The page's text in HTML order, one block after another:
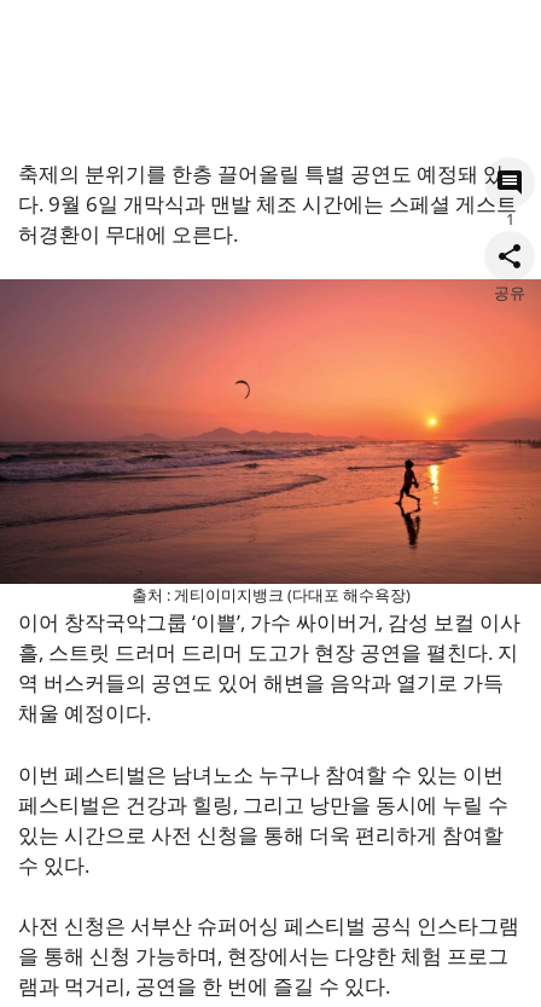
축제의 분위기를 한층 끌어올릴 특별 공연도 예정돼 있
다. 9월 6일 개막식과 맨발 체조 시간에는 스페셜 게스트
허경환이 무대에 오른다.
출처 : 게티이미지뱅크 (다대포 해수욕장)
이어 창작국악그룹 ‘이쁠’, 가수 싸이버거, 감성 보컬 이사
흘, 스트릿 드러머 드리머 도고가 현장 공연을 펼친다. 지
역 버스커들의 공연도 있어 해변을 음악과 열기로 가득
채울 예정이다.
이번 페스티벌은 남녀노소 누구나 참여할 수 있는 이번
페스티벌은 건강과 힐링, 그리고 낭만을 동시에 누릴 수
있는 시간으로 사전 신청을 통해 더욱 편리하게 참여할
수 있다.
사전 신청은 서부산 슈퍼어싱 페스티벌 공식 인스타그램
을 통해 신청 가능하며, 현장에서는 다양한 체험 프로그
램과 먹거리, 공연을 한 번에 즐길 수 있다.
1
공유